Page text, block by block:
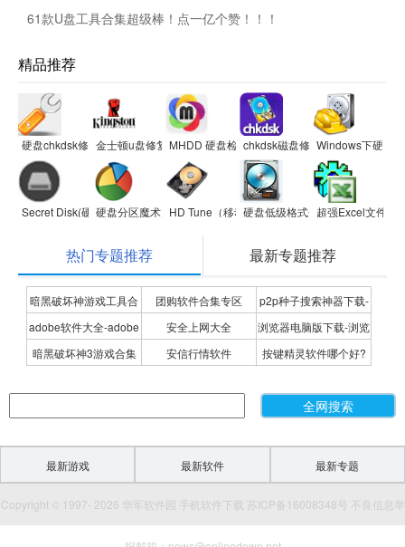
61款U盘工具合集超级棒！点一亿个赞！！！
精品推荐
硬盘chkdsk修复工具金士顿u盘修复工具2012MHDD 硬盘检测工具chkdsk磁盘修复工具Windows下硬盘
Secret Disk(硬盘加密工具)
硬盘分区魔术师HD Tune（移动硬盘修复）
硬盘低级格式化工具超强Excel文件恢
热门专题推荐 最新专题推荐
暗黑破坏神游戏工具合
集
团购软件合集专区
p2p种子搜索神器下载-
P2P种子搜索神器专题
adobe软件大全-adobe
全系列软件下载-adobe
安全上网大全
浏览器电脑版下载-浏览
器下载合集
暗黑破坏神3游戏合集 安信行情软件
按键精灵软件哪个好?
最新游戏 最新软件 最新专题
Copyright © 1997- 2026 华军软件园 手机软件下载 苏ICP备16008348号 不良信息举